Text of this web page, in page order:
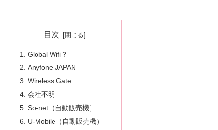
目次
Global Wifi？
Anyfone JAPAN
Wireless Gate
会社不明
So-net（自動販売機）
U-Mobile（自動販売機）